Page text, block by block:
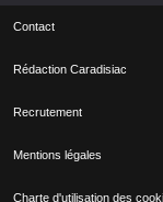
Contact
Rédaction Caradisiac
Recrutement
Mentions légales
Charte d'utilisation des